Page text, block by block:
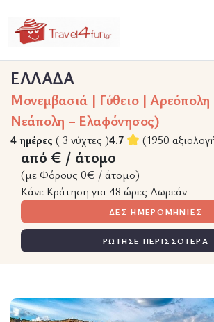
ΕΛΛΑΔΑ
Μονεμβασιά | Γύθειο |
Νεάπολη – Ελαφόνησος)
4 ημέρες ( 3 νύχτες )4.7 (1950
από € / άτομο
(με Φόρους 0€ / άτομο)
Κάνε Κράτηση για 48 ώρες Δωρεάν
ΔΕΣ ΗΜΕΡΟΜΗΝΙΕΣ
ΡΩΤΗΣΕ ΠΕΡΙΣΣΟΤΕΡΑ